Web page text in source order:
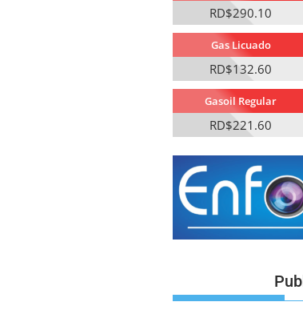
RD$290.10
Gas Licuado
RD$132.60
Gasoil Regular
RD$221.60